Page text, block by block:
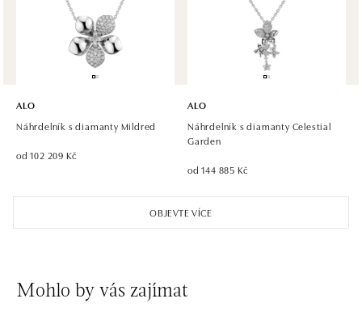
Roztylská 2321/19, 148 00 Praha 4 - Chodov
tel.: +420 773 585 559, +420 730 802 800
dnes otevřeno do 21:00
ALO diamonds Hilton, Košice
dnes otevřeno do 19:00
Einsteinova 18, 851 01 Bratislava
ALO diamonds OC Avion, Bratislava
Ivanská cesta 16, 821 04 Bratislava
OBJEVTE VÍCE
ALO
Náhrdelník s diamanty Mildred
od 102 209 Kč
ALO
Náhrdelník s diamanty Celestial
Garden
od 144 885 Kč
Mohlo by vás zajímat